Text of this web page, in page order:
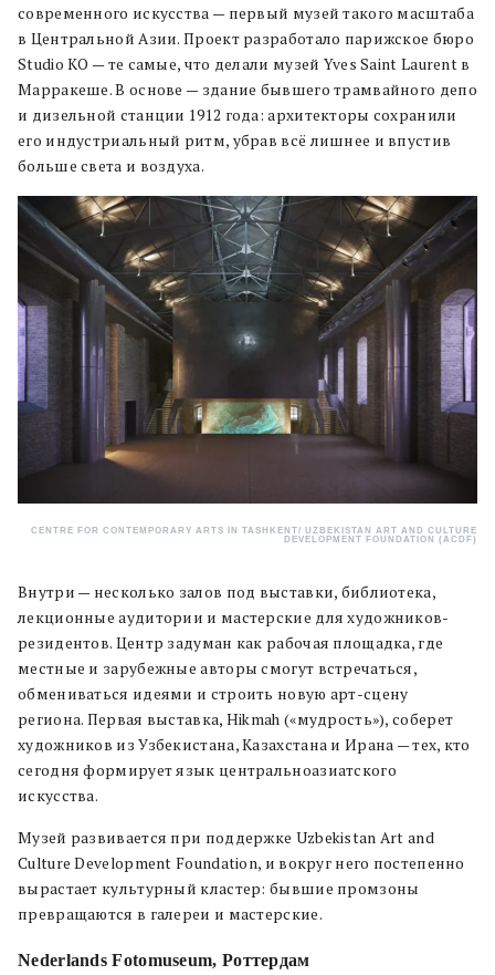
современного искусства — первый музей такого масштаба
в Центральной Азии. Проект разработало парижское бюро
Studio KO — те самые, что делали музей Yves Saint Laurent в
Марракеше. В основе — здание бывшего трамвайного депо
и дизельной станции 1912 года: архитекторы сохранили
его индустриальный ритм, убрав всё лишнее и впустив
больше света и воздуха.
CENTRE FOR CONTEMPORARY ARTS IN TASHKENT/ UZBEKISTAN ART AND CULTURE
DEVELOPMENT FOUNDATION (ACDF)
Внутри — несколько залов под выставки, библиотека,
лекционные аудитории и мастерские для художников-
резидентов. Центр задуман как рабочая площадка, где
местные и зарубежные авторы смогут встречаться,
обмениваться идеями и строить новую арт-сцену
региона. Первая выставка, Hikmah («мудрость»), соберет
художников из Узбекистана, Казахстана и Ирана — тех, кто
сегодня формирует язык центральноазиатского
искусства.
Музей развивается при поддержке Uzbekistan Art and
Culture Development Foundation, и вокруг него постепенно
вырастает культурный кластер: бывшие промзоны
превращаются в галереи и мастерские.
Nederlands Fotomuseum, Роттердам